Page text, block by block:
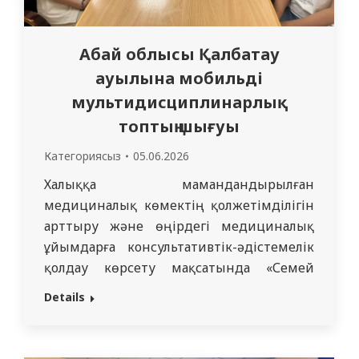
Абай облысы Қалбатау
ауылына мобильді
мультидисциплинарлық
топтың шығуы
Категориясыз 05.06.2026
Халыққа мамандандырылған
медициналық көмектің қолжетімділігін
арттыру және өңірдегі медициналық
ұйымдарға консультативтік-әдістемелік
қолдау көрсету мақсатында «Семей
медицина университеті» КеАҚ
Details